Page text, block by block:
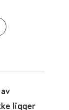
ligger